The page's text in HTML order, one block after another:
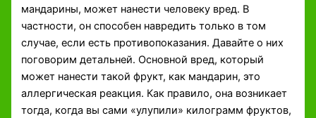
мандарины, может нанести человеку вред. В
частности, он способен навредить только в том
случае, если есть противопоказания. Давайте о них
поговорим детальней. Основной вред, который
может нанести такой фрукт, как мандарин, это
аллергическая реакция. Как правило, она возникает
тогда, когда вы сами «улупили» килограмм фруктов,